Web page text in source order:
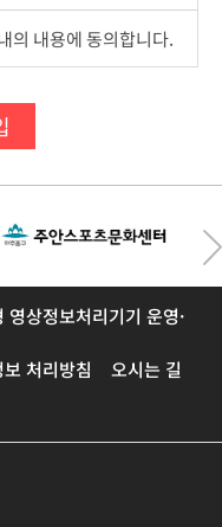
인인증,
금 결제·정산의
합니다.
사항 확인,
보를
보유기간
등록공개하는
항목, 보유 및
목적을 위하여
변경되는
요한 조치를
동의여부
의 내용에 동의합니다.
영상정보처리기기 운영·
처리방침 오시는 길